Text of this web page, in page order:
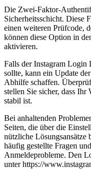
Die Zwei-Faktor-
Sicherheitsschicht. Diese
einen weiteren Prüfcode,
können diese Option in
aktivieren.
Falls der Instagram Login
sollte, kann ein Update
Abhilfe schaffen.
stellen Sie sicher, dass
stabil ist.
Bei anhaltenden
Seiten, die über die
nützliche
häufig gestellte Fragen
Anmeldeprobleme. Den
unter https://